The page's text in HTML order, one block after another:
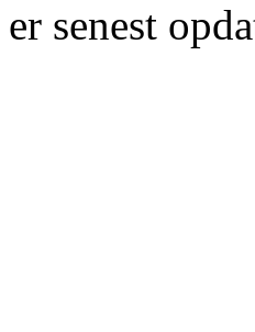
er senest